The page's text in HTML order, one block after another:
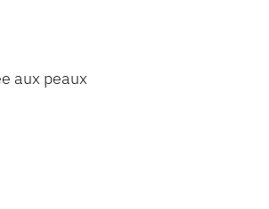
aux peaux